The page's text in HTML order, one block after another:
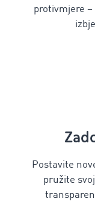
protivmjere
Postavite
pružite